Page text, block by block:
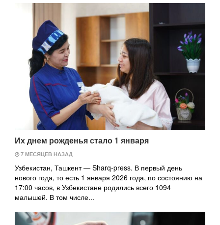
Их днем рожденья стало 1 января
7 МЕСЯЦЕВ НАЗАД
Узбекистан, Ташкент — Sharq-press. В первый день
нового года, то есть 1 января 2026 года, по состоянию на
17:00 часов, в Узбекистане родились всего 1094
малышей. В том числе...